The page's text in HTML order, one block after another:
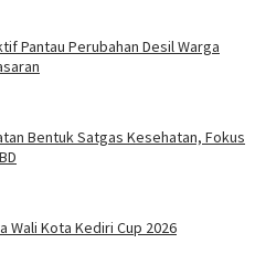
Pantau Perubahan Desil Warga
Bentuk Satgas Kesehatan, Fokus
Wali Kota Kediri Cup 2026